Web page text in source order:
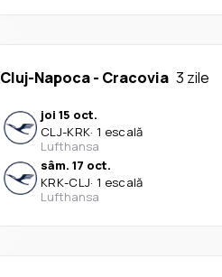
Cluj-Napoca- Cracovia 3 zile
joi 15 oct.
CLJ-KRK· 1 escală
Lufthansa
sâm. 17 oct.
KRK-CLJ· 1 escală
Lufthansa